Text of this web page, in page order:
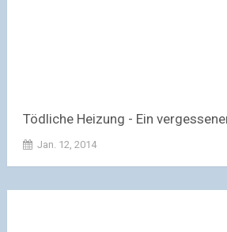
Tödliche Heizung - Ein
Jan. 12, 2014